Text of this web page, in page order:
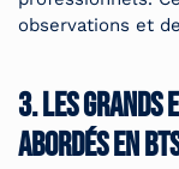
observations et
3. Les
abordés en